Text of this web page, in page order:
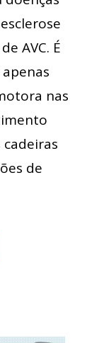
AVC. É
nas
de